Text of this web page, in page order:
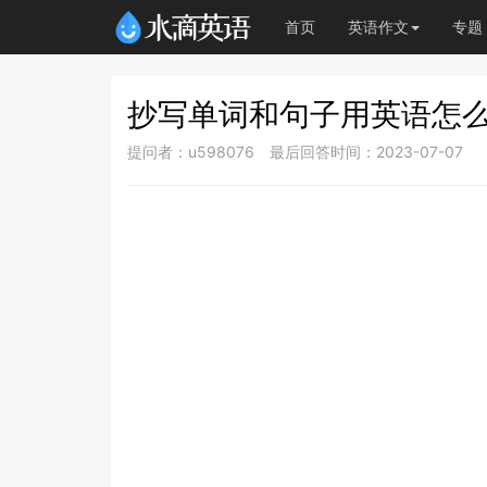
首页 英语作文 专题
抄写单词和句子用英语怎
提问者：u598076 最后回答时间：2023-07-07